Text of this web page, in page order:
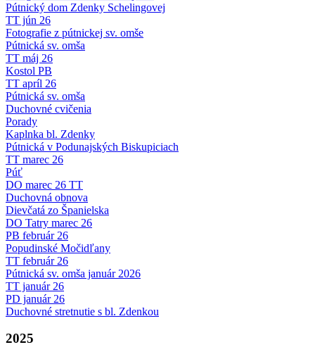
Pútnický dom Zdenky Schelingovej
TT jún 26
Fotografie z pútnickej sv. omše
Pútnická sv. omša
TT máj 26
Kostol PB
TT apríl 26
Pútnická sv. omša
Duchovné cvičenia
Porady
Kaplnka bl. Zdenky
Pútnická v Podunajských Biskupiciach
TT marec 26
Púť
DO marec 26 TT
Duchovná obnova
Dievčatá zo Španielska
DO Tatry marec 26
PB február 26
Popudinské Močidľany
TT február 26
Pútnická sv. omša január 2026
TT január 26
PD január 26
Duchovné stretnutie s bl. Zdenkou
2025